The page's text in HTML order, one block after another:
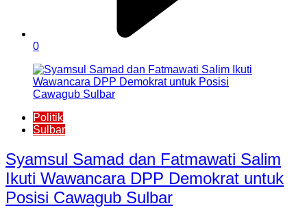
0
Politik
Sulbar
Syamsul Samad dan Fatmawati Salim
Ikuti Wawancara DPP Demokrat untuk
Posisi Cawagub Sulbar